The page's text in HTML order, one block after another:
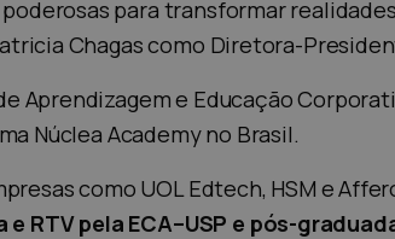
para transformar
Chagas como Diretora-
Aprendizagem e Educação
Núclea Academy no Brasil.
como UOL Edtech, HSM e
e RTV pela ECA–USP e pós-